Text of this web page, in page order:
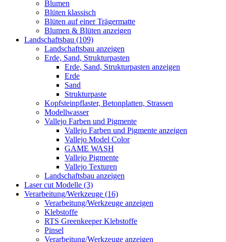
Blumen
Blüten klassisch
Blüten auf einer Trägermatte
Blumen & Blüten anzeigen
Landschaftsbau (109)
Landschaftsbau anzeigen
Erde, Sand, Strukturpasten
Erde, Sand, Strukturpasten anzeigen
Erde
Sand
Strukturpaste
Kopfsteinpflaster, Betonplatten, Strassen
Modellwasser
Vallejo Farben und Pigmente
Vallejo Farben und Pigmente anzeigen
Vallejo Model Color
GAME WASH
Vallejo Pigmente
Vallejo Texturen
Landschaftsbau anzeigen
Laser cut Modelle (3)
Verarbeitung/Werkzeuge (16)
Verarbeitung/Werkzeuge anzeigen
Klebstoffe
RTS Greenkeeper Klebstoffe
Pinsel
Verarbeitung/Werkzeuge anzeigen